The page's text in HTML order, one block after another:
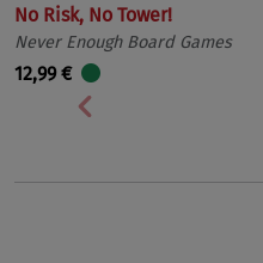
No Risk, No Tower!
Never Enough Board Games
12,99 €
Vorherige